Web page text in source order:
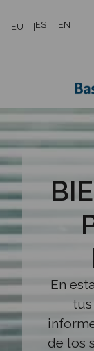
EU ES EN
En
de los